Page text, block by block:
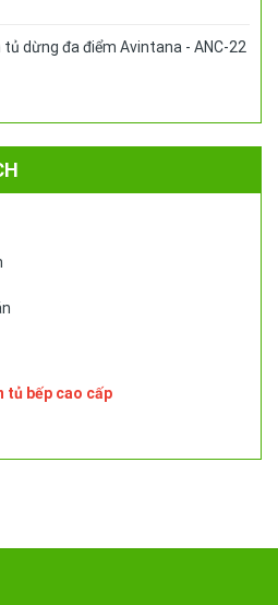
tủ dừng đa điểm Avintana - ANC-22
tủ bếp cao cấp